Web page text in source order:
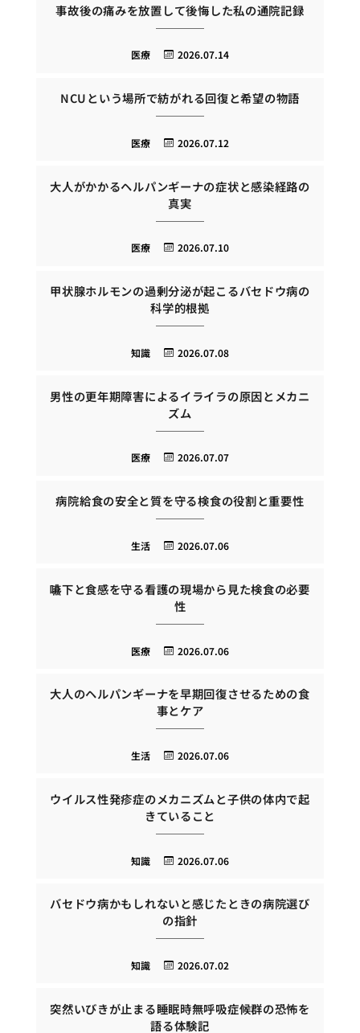
事故後の痛みを放置して後悔した私の通院記録
2026.07.14
医療
NCUという場所で紡がれる回復と希望の物語
2026.07.12
医療
大人がかかるヘルパンギーナの症状と感染経路の
真実
2026.07.10
医療
甲状腺ホルモンの過剰分泌が起こるバセドウ病の
科学的根拠
2026.07.08
知識
男性の更年期障害によるイライラの原因とメカニ
ズム
2026.07.07
医療
病院給食の安全と質を守る検食の役割と重要性
2026.07.06
生活
嚥下と食感を守る看護の現場から見た検食の必要
性
2026.07.06
医療
大人のヘルパンギーナを早期回復させるための食
事とケア
2026.07.06
生活
ウイルス性発疹症のメカニズムと子供の体内で起
きていること
2026.07.06
知識
バセドウ病かもしれないと感じたときの病院選び
の指針
2026.07.02
知識
突然いびきが止まる睡眠時無呼吸症候群の恐怖を
語る体験記